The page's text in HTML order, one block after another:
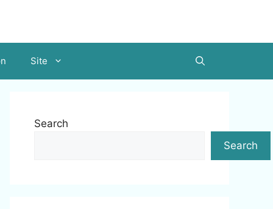
Site
Search
Search